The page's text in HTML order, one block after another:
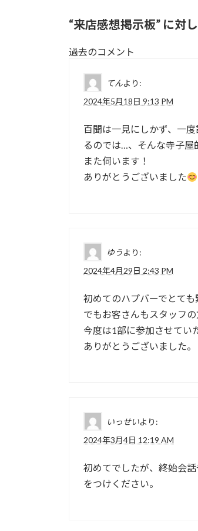
“来店感想掲示板” に対
コ
ン
ト
過去のコメント
てんより:
2024年5月18日 9:13 PM
百聞は一見にしかず、一
るのでは…、そんな寺子
また伺います！
ありがとうございました
ゆうより:
2024年4月29日 2:43 PM
初めてのハプバーでとても
でもお客さんもスタッフ
今度は1部に参加させてい
ありがとうございました。
いっせいより:
2024年3月4日 12:19 AM
初めてでしたが、終始会
をつけください。